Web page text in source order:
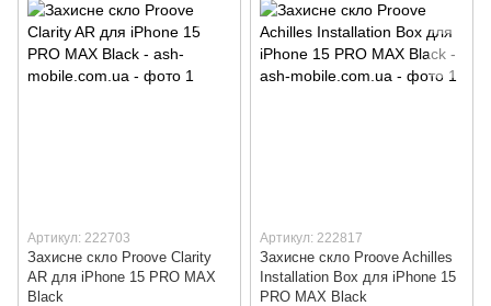
Артикул: 222703
Захисне скло Proove Clarity
AR для iPhone 15 PRO MAX
Black
Артикул: 222817
Захисне скло Proove Achilles
Installation Box для iPhone 15
PRO MAX Black